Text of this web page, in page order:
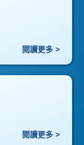
閱讀更多 >
閱讀更多 >